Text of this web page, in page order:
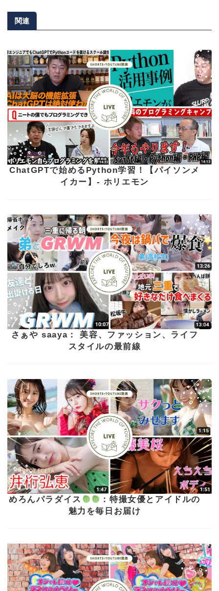
関連
ChatGPTで始めるPython学習！【パイソンメ
イカー】- ホリエモン
さぁや saaya： 美容、ファッション、ライフ
スタイルの最前線
めろんパラダイス
：特撮女優とアイドルの
魅力を毎日お届け